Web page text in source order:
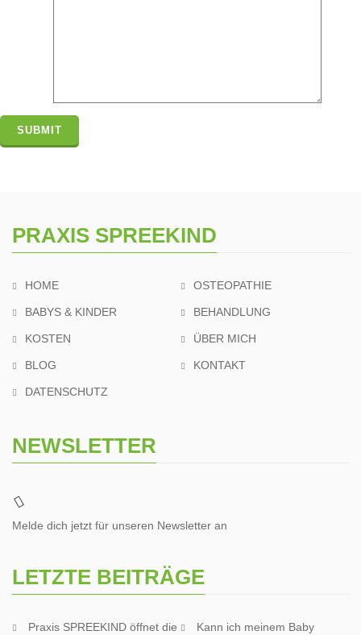
PRAXIS SPREEKIND
HOME OSTEOPATHIE
BABYS & KINDER BEHANDLUNG
KOSTEN ÜBER MICH
BLOG KONTAKT
DATENSCHUTZ
NEWSLETTER
Melde dich jetzt für unseren Newsletter an
LETZTE BEITRÄGE
Praxis SPREEKIND öffnet die
Kann ich meinem Baby